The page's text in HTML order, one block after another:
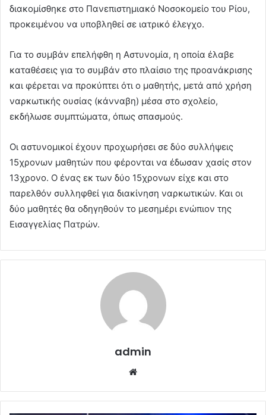
διακοµίσθηκε στο Πανεπιστηµιακό Νοσοκοµείο του Ρίου,
προκειµένου να υποβληθεί σε ιατρικό έλεγχο.
Για το συµβάν επελήφθη η Αστυνοµία, η οποία έλαβε
καταθέσεις για το συµβάν στο πλαίσιο της προανάκρισης
και φέρεται να προκύπτει ότι ο µαθητής, µετά από χρήση
ναρκωτικής ουσίας (κάνναβη) µέσα στο σχολείο,
εκδήλωσε συµπτώµατα, όπως σπασµούς.
Οι αστυνομικοί έχουν προχωρήσει σε δύο συλλήψεις
15χρονων μαθητών που φέρονται να έδωσαν χασίς στον
13χρονο. Ο ένας εκ των δύο 15χρονων είχε και στο
παρελθόν συλληφθεί για διακίνηση ναρκωτικών. Και οι
δύο μαθητές θα οδηγηθούν το μεσημέρι ενώπιον της
Εισαγγελίας Πατρών.
admin